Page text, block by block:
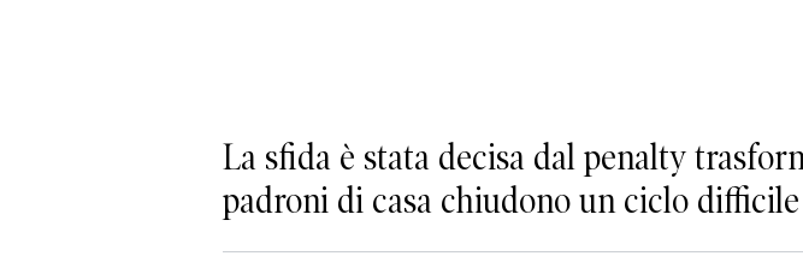
La sfida è stata decisa dal penalty
padroni di casa chiudono un ciclo